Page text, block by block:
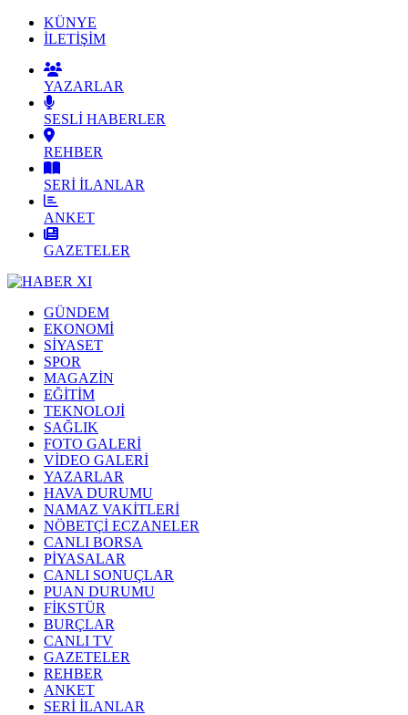
KÜNYE
İLETİŞİM
YAZARLAR
SESLİ HABERLER
REHBER
SERİ İLANLAR
ANKET
GAZETELER
GÜNDEM
EKONOMİ
SİYASET
SPOR
MAGAZİN
EĞİTİM
TEKNOLOJİ
SAĞLIK
FOTO GALERİ
VİDEO GALERİ
YAZARLAR
HAVA DURUMU
NAMAZ VAKİTLERİ
NÖBETÇİ ECZANELER
CANLI BORSA
PİYASALAR
CANLI SONUÇLAR
PUAN DURUMU
FİKSTÜR
BURÇLAR
CANLI TV
GAZETELER
REHBER
ANKET
SERİ İLANLAR